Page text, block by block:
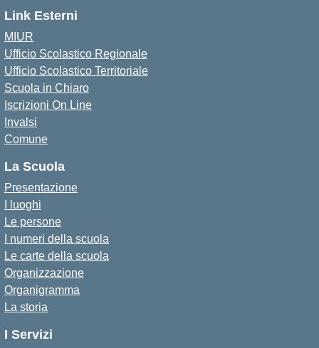
Link Esterni
MIUR
Ufficio Scolastico Regionale
Ufficio Scolastico Territoriale
Scuola in Chiaro
Iscrizioni On Line
Invalsi
Comune
La Scuola
Presentazione
I luoghi
Le persone
I numeri della scuola
Le carte della scuola
Organizzazione
Organigramma
La storia
I Servizi